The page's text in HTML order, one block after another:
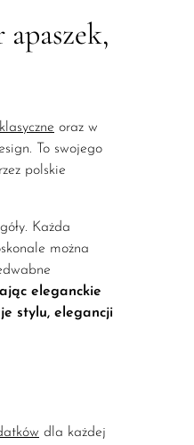
klasyczne oraz w
To swojego
polskie
Każda
można
eleganckie
stylu, elegancji
dla każdej